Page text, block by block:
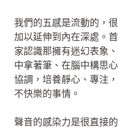
我們的五感是流動的，
加以延伸到內在深處。
家認識那擁有迷幻表象
中拿著筆、在腦中構思
協調，培養靜心、專注
不快樂的事情。
聲音的感染力是很直接